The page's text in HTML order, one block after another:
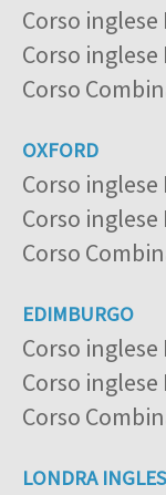
Corso
Corso
Corso
OXFORD
Corso
Corso
Corso
EDIMBURGO
Corso
Corso
Corso
LONDRA